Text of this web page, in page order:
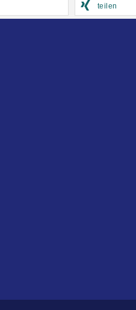
tei­len